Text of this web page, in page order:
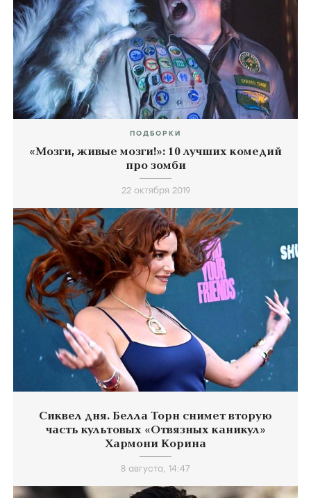
ПОДБОРКИ
«Мозги, живые мозги!»: 10 лучших комедий
про зомби
22 октября 2019
Сиквел дня. Белла Торн снимет вторую
часть культовых «Отвязных каникул»
Хармони Корина
8 августа, 14:47